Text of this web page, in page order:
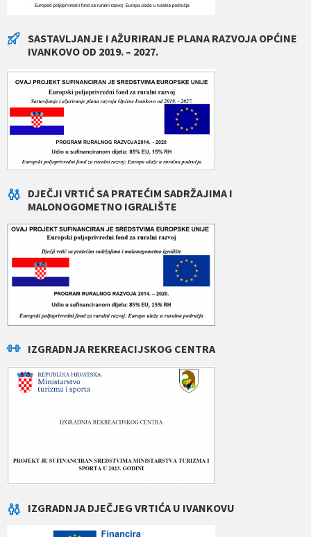
SASTAVLJANJE I AŽURIRANJE PLANA RAZVOJA OPĆINE
IVANKOVO OD 2019. – 2027.
DJEČJI VRTIĆ SA PRATEĆIM SADRŽAJIMA I
MALONOGOMETNO IGRALIŠTE
IZGRADNJA REKREACIJSKOG CENTRA
IZGRADNJA DJEČJEG VRTIĆA U IVANKOVU